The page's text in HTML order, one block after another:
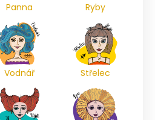
Panna Ryby
Vodnář Střelec